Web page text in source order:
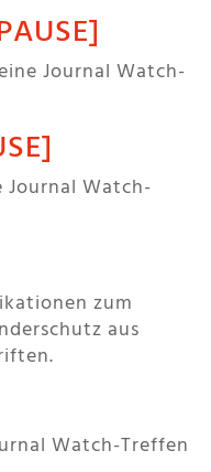
Journal Watch-
Journal Watch-
zum
aus
Watch-Treffen